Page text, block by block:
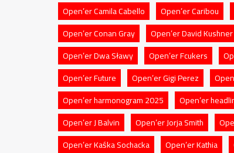
Open’er Camila Cabello
Open’er Caribou
Open’er Conan Gray
Open’er David Kushner
Open’er Dwa Sławy
Open’er Fcukers
Open’er Future
Open’er Gigi Perez
Open’er harmonogram 2025
Open’er
Open’er J Balvin
Open’er Jorja Smith
Open’er Kaśka Sochacka
Open’er Kathia